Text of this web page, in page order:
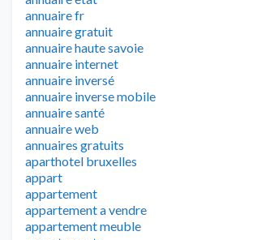
annuaire fr
annuaire gratuit
annuaire haute savoie
annuaire internet
annuaire inversé
annuaire inverse mobile
annuaire santé
annuaire web
annuaires gratuits
aparthotel bruxelles
appart
appartement
appartement a vendre
appartement meuble